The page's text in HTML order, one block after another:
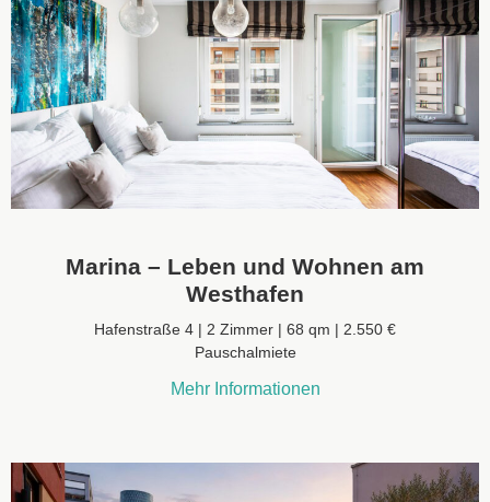
Marina – Leben und Wohnen am
Westhafen
Hafenstraße 4 | 2 Zimmer | 68 qm | 2.550 €
Pauschalmiete
Mehr Informationen